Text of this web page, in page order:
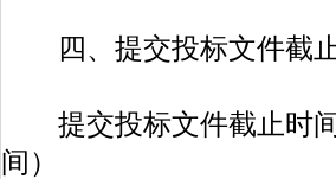
四、提交投标文件截止
提交投标文件截止时间
间）